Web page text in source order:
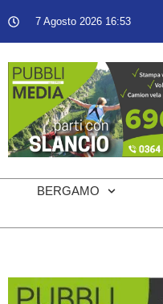
7 Agosto 2026 16:53
BERGAMO